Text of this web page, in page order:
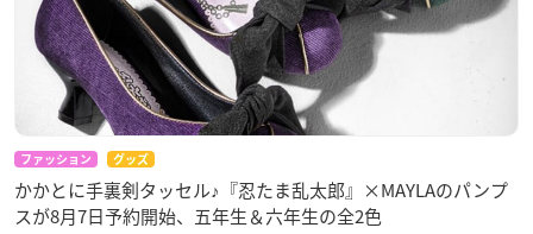
ファッション グッズ
かかとに手裏剣タッセル♪『忍たま乱太郎』×MAYLAのパンプ
スが8月7日予約開始、五年生＆六年生の全2色